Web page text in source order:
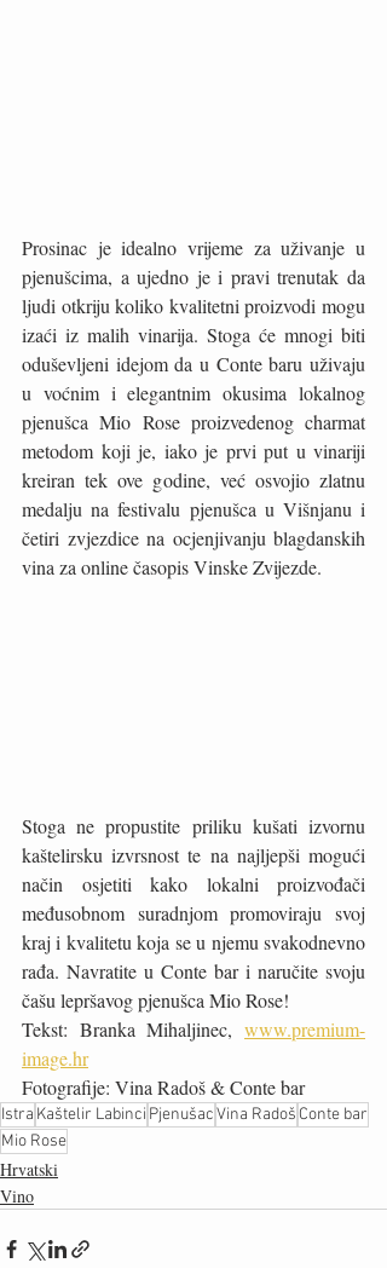
Prosinac je idealno vrijeme za uživanje u
pjenušcima, a ujedno je i pravi trenutak da
ljudi otkriju koliko kvalitetni proizvodi mogu
izaći iz malih vinarija. Stoga će mnogi biti
oduševljeni idejom da u Conte baru uživaju
u voćnim i elegantnim okusima lokalnog
pjenušca Mio Rose proizvedenog charmat
metodom koji je, iako je prvi put u vinariji
kreiran tek ove godine, već osvojio zlatnu
medalju na festivalu pjenušca u Višnjanu i
četiri zvjezdice na ocjenjivanju blagdanskih
vina za online časopis Vinske Zvijezde.
Stoga ne propustite priliku kušati izvornu
kaštelirsku izvrsnost te na najljepši mogući
način osjetiti kako lokalni proizvođači
međusobnom suradnjom promoviraju svoj
kraj i kvalitetu koja se u njemu svakodnevno
rađa. Navratite u Conte bar i naručite svoju
čašu lepršavog pjenušca Mio Rose!
Tekst: Branka Mihaljinec, www.premium-
image.hr
Fotografije: Vina Radoš & Conte bar
Istra Kaštelir Labinci PjenušacVina Radoš Conte bar
Mio Rose
Hrvatski
Vino